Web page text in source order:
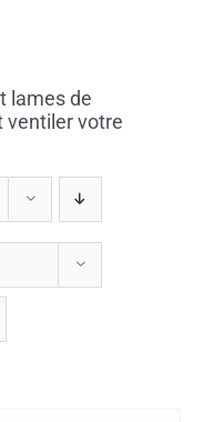
lames de
ventiler votre